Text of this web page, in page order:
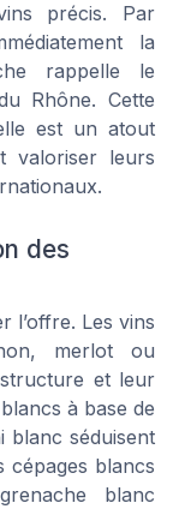
précis. Par
la
rappelle le
Rhône. Cette
est un atout
valoriser leurs
des
l’offre. Les vins
merlot ou
et leur
à base de
blanc séduisent
blancs
blanc